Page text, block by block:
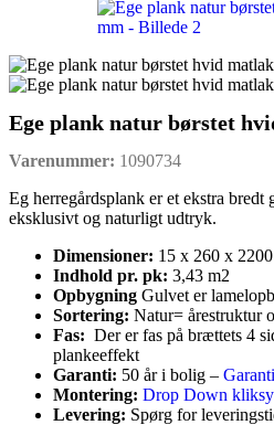
Ege plank natur børstet
Varenummer: 1090734
Eg herregårdsplank er et ekstra
eksklusivt og naturligt udtryk.
Dimensioner: 15 x 260 x
Indhold pr. pk: 3,43 m2
Opbygning Gulvet er
Sortering: Natur= årestruktur
Fas: Der er fas på brættets 4
plankeeffekt
Garanti: 50 år i bolig –
Montering: Drop Down
Levering: Spørg for